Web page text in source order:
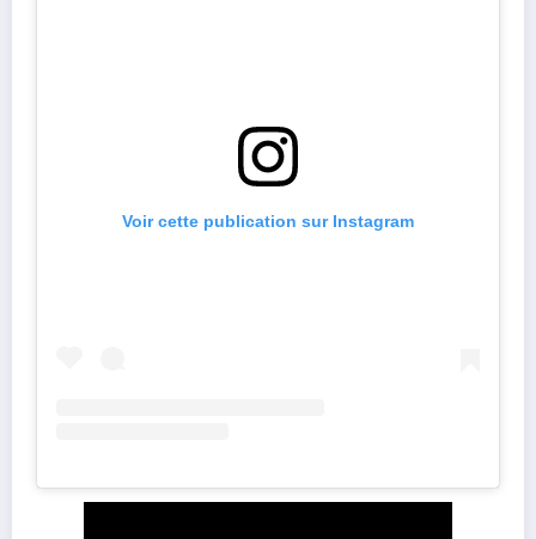
Voir cette publication sur Instagram